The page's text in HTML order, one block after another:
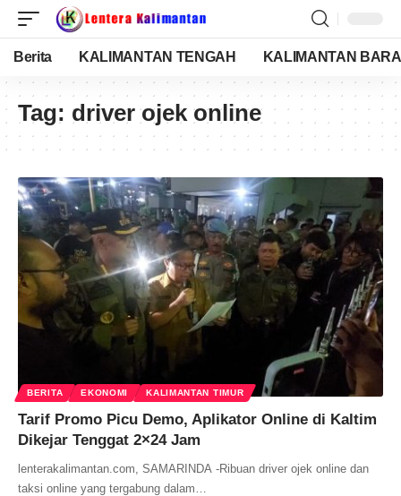
Berita KALIMANTAN TENGAH KALIMANTAN
Tag: driver ojek online
BERITA EKONOMI KALIMANTAN TIMUR
Tarif Promo Picu Demo, Aplikator Online di Kaltim
Dikejar Tenggat 2×24 Jam
lenterakalimantan.com, SAMARINDA -Ribuan driver ojek online dan
taksi online yang tergabung dalam…